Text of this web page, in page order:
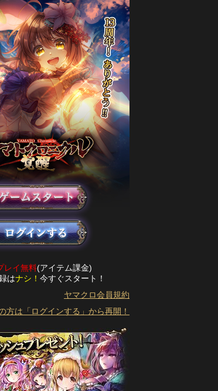
レイ無料(アイテム課金)
はナシ！ 今すぐスタート！
ヤマクロ会員規約
方は「ログインする」から再開！